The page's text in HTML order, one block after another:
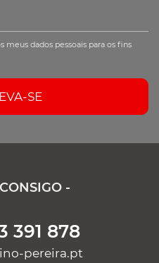
meus dados pessoais para os fins
SE
-
391 878
pereira.pt